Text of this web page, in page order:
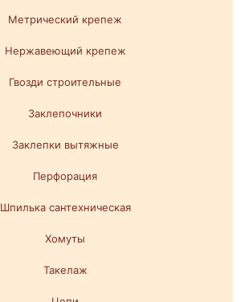
Метрический крепеж
Нержавеющий крепеж
Гвозди строительные
Заклепочники
Заклепки вытяжные
Перфорация
Шпилька сантехническая
Хомуты
Такелаж